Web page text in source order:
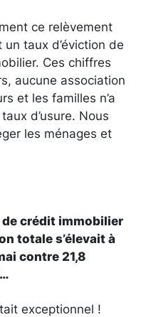
ce relèvement
taux d’éviction de
Ces chiffres
aucune association
et les familles n’a
d’usure. Nous
les ménages et
crédit immobilier
totale s’élevait à
contre 21,8
exceptionnel !